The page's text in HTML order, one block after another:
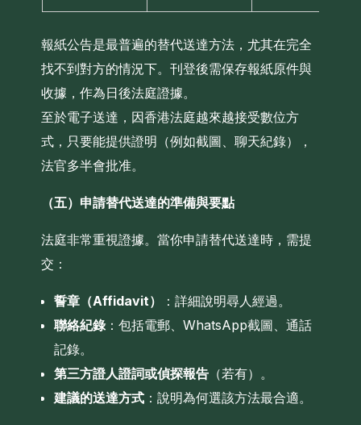
報紙公告是最普遍的替代送達方法，尤其在完全
找不到對方的情況下。刊登後需保存報紙原件與
收據，作為日後法庭證據。
至於電子送達，因香港法庭越來越接受數位方
式，只要能提供證明（例如截圖、聊天紀錄），
法官多半會批准。
（五）申請替代送達的準備與要點
法庭非常重視證據。當你申請替代送達時，需提
交：
誓章（Affidavit）
：詳細說明尋人經過。
聯絡紀錄：包括電郵、WhatsApp截圖、通話
記錄。
第三方證人證詞或偵探報告（若有）。
建議的送達方式：說明為何選該方法最合適。